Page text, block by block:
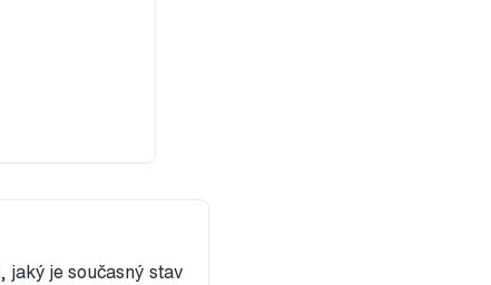
jaký je současný stav